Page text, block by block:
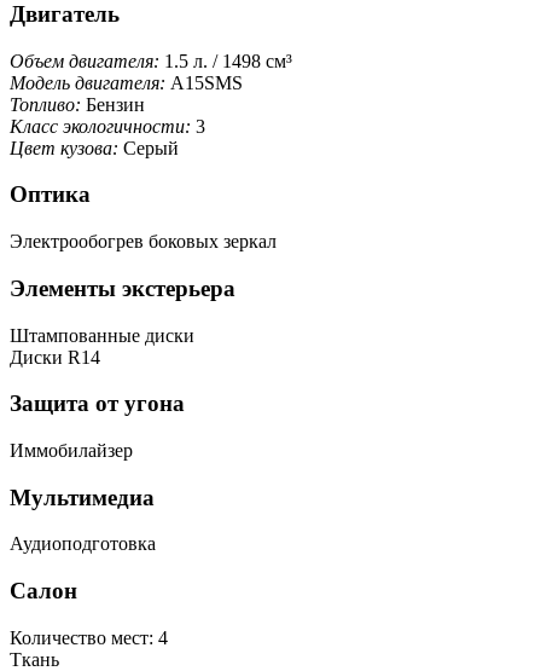
Двигатель
Объем двигателя: 1.5 л. / 1498 см³
Модель двигателя: A15SMS
Топливо: Бензин
Класс экологичности: 3
Цвет кузова: Серый
Оптика
Электрообогрев боковых зеркал
Элементы экстерьера
Штампованные диски
Диски R14
Защита от угона
Иммобилайзер
Мультимедиа
Аудиоподготовка
Салон
Количество мест: 4
Ткань